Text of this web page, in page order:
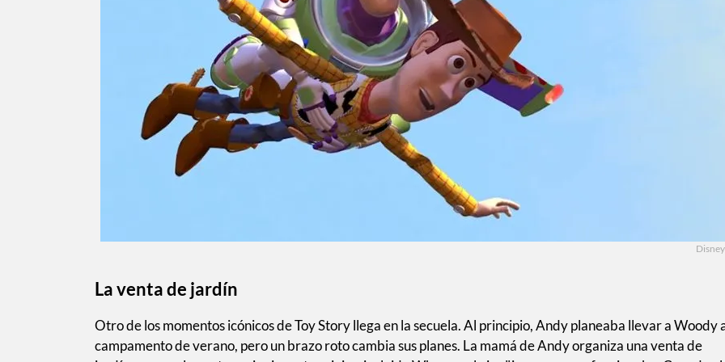
La venta de jardín
Otro de los momentos icónicos de Toy Story llega en la secuela. Al principio, Andy planeaba llevar a Woody
campamento de verano, pero un brazo roto cambia sus planes. La mamá de Andy organiza una venta de